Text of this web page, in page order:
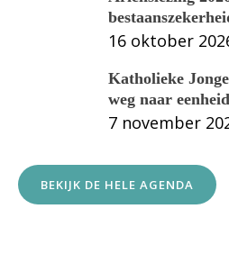
16 oktober
Katholieke
weg naar eenheid
7 november
BEKIJK DE HELE AGENDA